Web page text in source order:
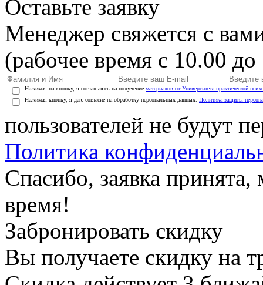
Оставьте заявку
Менеджер свяжется с
(рабочее время с 10.00
Нажимая на кнопку, я соглашаюсь на получение материалов от Университета практической
Нажимая кнопку, я даю согласие на обработку персональных данных. Политика защиты
пользователей не будут
Политика
Спасибо, заявка
время!
Забронировать скидку
Вы получаете скидку на